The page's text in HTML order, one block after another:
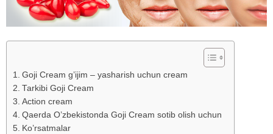
Goji Cream g’ijim – yasharish uchun cream
Tarkibi Goji Cream
Action cream
Qaerda O’zbekistonda Goji Cream sotib olish uchun
Ko’rsatmalar